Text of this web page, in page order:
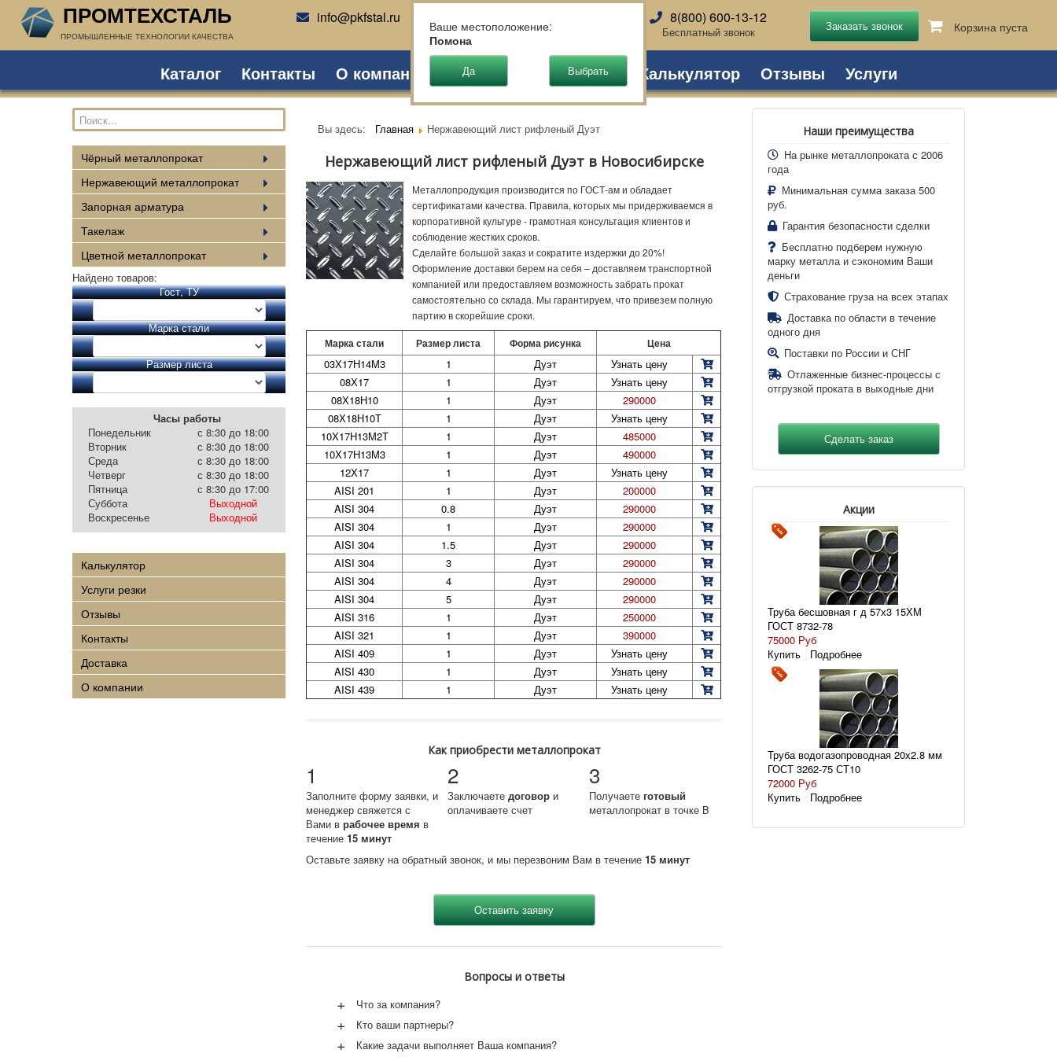
ПРОМТЕХСТАЛЬ
ПРОМЫШЛЕННЫЕ ТЕХНОЛОГИИ КАЧЕСТВА
info@pkfstal.ru 8(800) 600-13-12
Бесплатный звонок Корзина пуста
Каталог Контакты О компании Партнеры Доставка Калькулятор Отзывы Услуги
Чёрный металлопрокат
Нержавеющий металлопрокат
Запорная арматура
Такелаж
Цветной металлопрокат
Найдено товаров:
Гост, ТУ
Марка стали
Размер листа
Часы работы
Понедельник
с 8:30 до 18:00
Вторник
с 8:30 до 18:00
Среда
с 8:30 до 18:00
Четверг
с 8:30 до 18:00
Пятница
с 8:30 до 17:00
Суббота
Выходной
Воскресенье
Выходной
Калькулятор
Услуги резки
Отзывы
Контакты
Доставка
О компании
Вы здесь: Главная Нержавеющий лист рифленый Дуэт
Нержавеющий лист рифленый Дуэт в Новосибирске
Металлопродукция производится по ГОСТ-ам и обладает
сертификатами качества. Правила, которых мы придерживаемся в
корпоративной культуре - грамотная консультация клиентов и
соблюдение жестких сроков.
Сделайте большой заказ и сократите издержки до 20%!
Оформление доставки берем на себя – доставляем транспортной
компанией или предоставляем возможность забрать прокат
самостоятельно со склада. Мы гарантируем, что привезем полную
партию в скорейшие сроки.
Марка стали Размер листа Форма рисунка Цена
03Х17Н14М3 1 Дуэт
Узнать цену
08Х17
1 Дуэт
Узнать цену
08Х18Н10
1 Дуэт
290000
08Х18Н10Т
1 Дуэт
Узнать цену
10Х17Н13М2Т
1 Дуэт
485000
10Х17Н13М3
1 Дуэт
490000
12Х17
1 Дуэт
Узнать цену
AISI 201
1 Дуэт
200000
AISI 304
0.8 Дуэт
290000
AISI 304
1 Дуэт
290000
AISI 304
1.5 Дуэт
290000
AISI 304
3 Дуэт
290000
AISI 304
4 Дуэт
290000
AISI 304
5 Дуэт
290000
AISI 316
1 Дуэт
250000
AISI 321
1 Дуэт
390000
AISI 409
1 Дуэт
Узнать цену
AISI 430
1 Дуэт
Узнать цену
AISI 439
1 Дуэт Узнать цену
Как приобрести металлопрокат
1
Заполните форму заявки, и
менеджер свяжется с
Вами врабочее время в
течение15 минут
2
Заключаетедоговор и
оплачиваете счет
3
Получаете готовый
металлопрокат в точке B
Оставьте заявку на обратный звонок, и мы перезвоним Вам в течение15 минут
Вопросы и ответы
+ Что за компания?
+ Кто ваши партнеры?
+ Какие задачи выполняет Ваша компания?
Наши преимущества
На рынке металлопроката с 2006
года
Минимальная сумма заказа 500
руб.
Гарантия безопасности сделки
Бесплатно подберем нужную
марку металла и сэкономим Ваши
деньги
Страхование груза на всех этапах
Доставка по области в течение
одного дня
Поставки по России и СНГ
Отлаженные бизнес-процессы с
отгрузкой проката в выходные дни
Акции
Труба бесшовная г д 57х3 15ХМ
ГОСТ 8732-78
75000 Руб
Купить
Подробнее
Труба водогазопроводная 20х2.8 мм
ГОСТ 3262-75 СТ10
72000 Руб
Купить
Подробнее
Ваше местоположение:
Помона